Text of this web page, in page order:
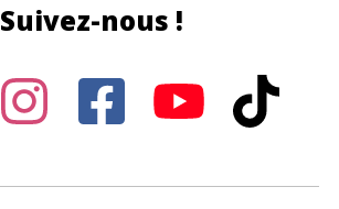
Suivez-nous !